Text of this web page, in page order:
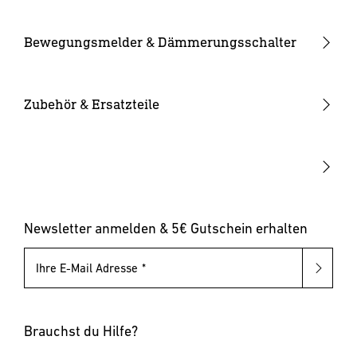
Kameraleuchten
Solarleuchten
Pollerleuchten
Ersatzgläser
Leuchtmittel
Bewegungsmelder & Dämmerungsschalter
Bewegungsmelder innen
Zubehör & Ersatzteile
Newsletter anmelden & 5€ Gutschein erhalten
Ihre E-Mail Adresse
Brauchst du Hilfe?